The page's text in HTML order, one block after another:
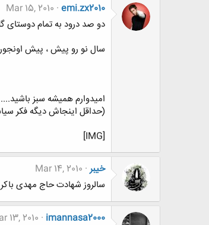
emi.zx2010
Mar 15, 2010
دو صد درود به تمام دوستای
سال نو رو پیش ، پیش
امیدوارم همیشه سبز باشید....
(حداقل اینجاش دیگه فکر
[IMG]
خيبر Mar 14, 2010
سالروز شهادت حاج مهدی
imannasa2000
13, 2010